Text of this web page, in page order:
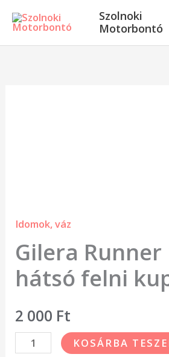
content
Szolnoki
Motorbontó
Idomok, váz
Gilera Runner
hátsó felni
2 000 Ft
mennyiség
KOSÁRBA